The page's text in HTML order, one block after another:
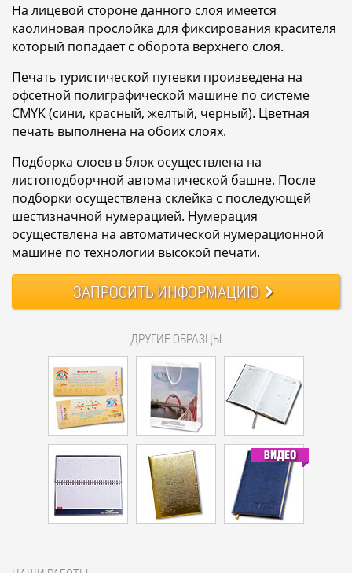
На лицевой стороне данного слоя имеется
каолиновая прослойка для фиксирования красителя
который попадает с оборота верхнего слоя.
Печать туристической путевки произведена на
офсетной полиграфической машине по системе
СMYK (сини, красный, желтый, черный). Цветная
печать выполнена на обоих слоях.
Подборка слоев в блок осуществлена на
листоподборчной автоматической башне. После
подборки осуществлена склейка с последующей
шестизначной нумерацией. Нумерация
осуществлена на автоматической нумерационной
машине по технологии высокой печати.
ЗАПРОСИТЬИНФОРМАЦИЮ
ДРУГИЕ ОБРАЗЦЫ